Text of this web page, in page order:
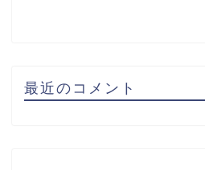
最近のコメント特定商取引